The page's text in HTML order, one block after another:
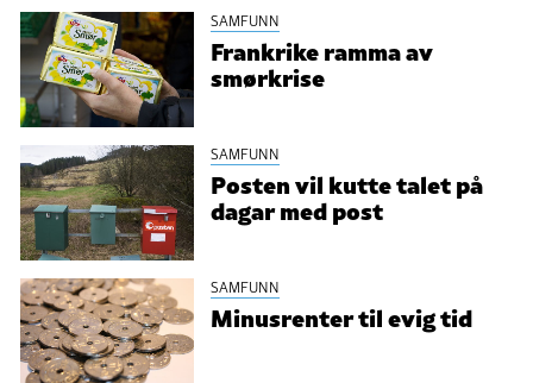
SAMFUNN
Frankrike ramma av
smørkrise
SAMFUNN
Posten vil kutte talet på
dagar med post
SAMFUNN
Minusrenter til evig tid